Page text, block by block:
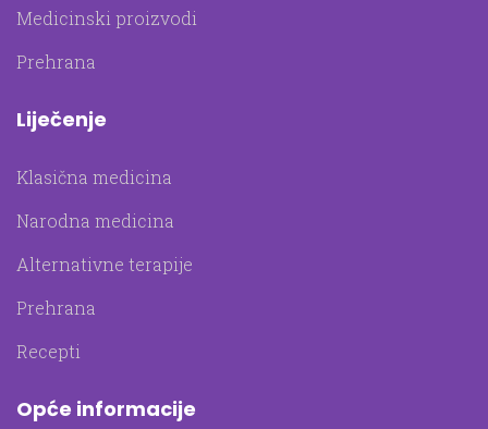
Medicinski proizvodi
Prehrana
Liječenje
Klasična medicina
Narodna medicina
Alternativne terapije
Prehrana
Recepti
Opće informacije